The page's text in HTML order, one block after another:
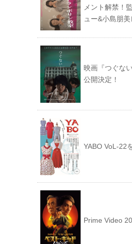
メント解禁！
ュー&小島朋
映画『つぐな
公開決定！
YABO VoL‐22
Prime Video